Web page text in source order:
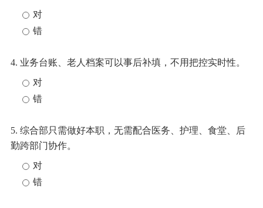
对
错
4. 业务台账、老人档案可以事后补填，不用把控实时性。
对
错
5. 综合部只需做好本职，无需配合医务、护理、食堂、后
勤跨部门协作。
对
错